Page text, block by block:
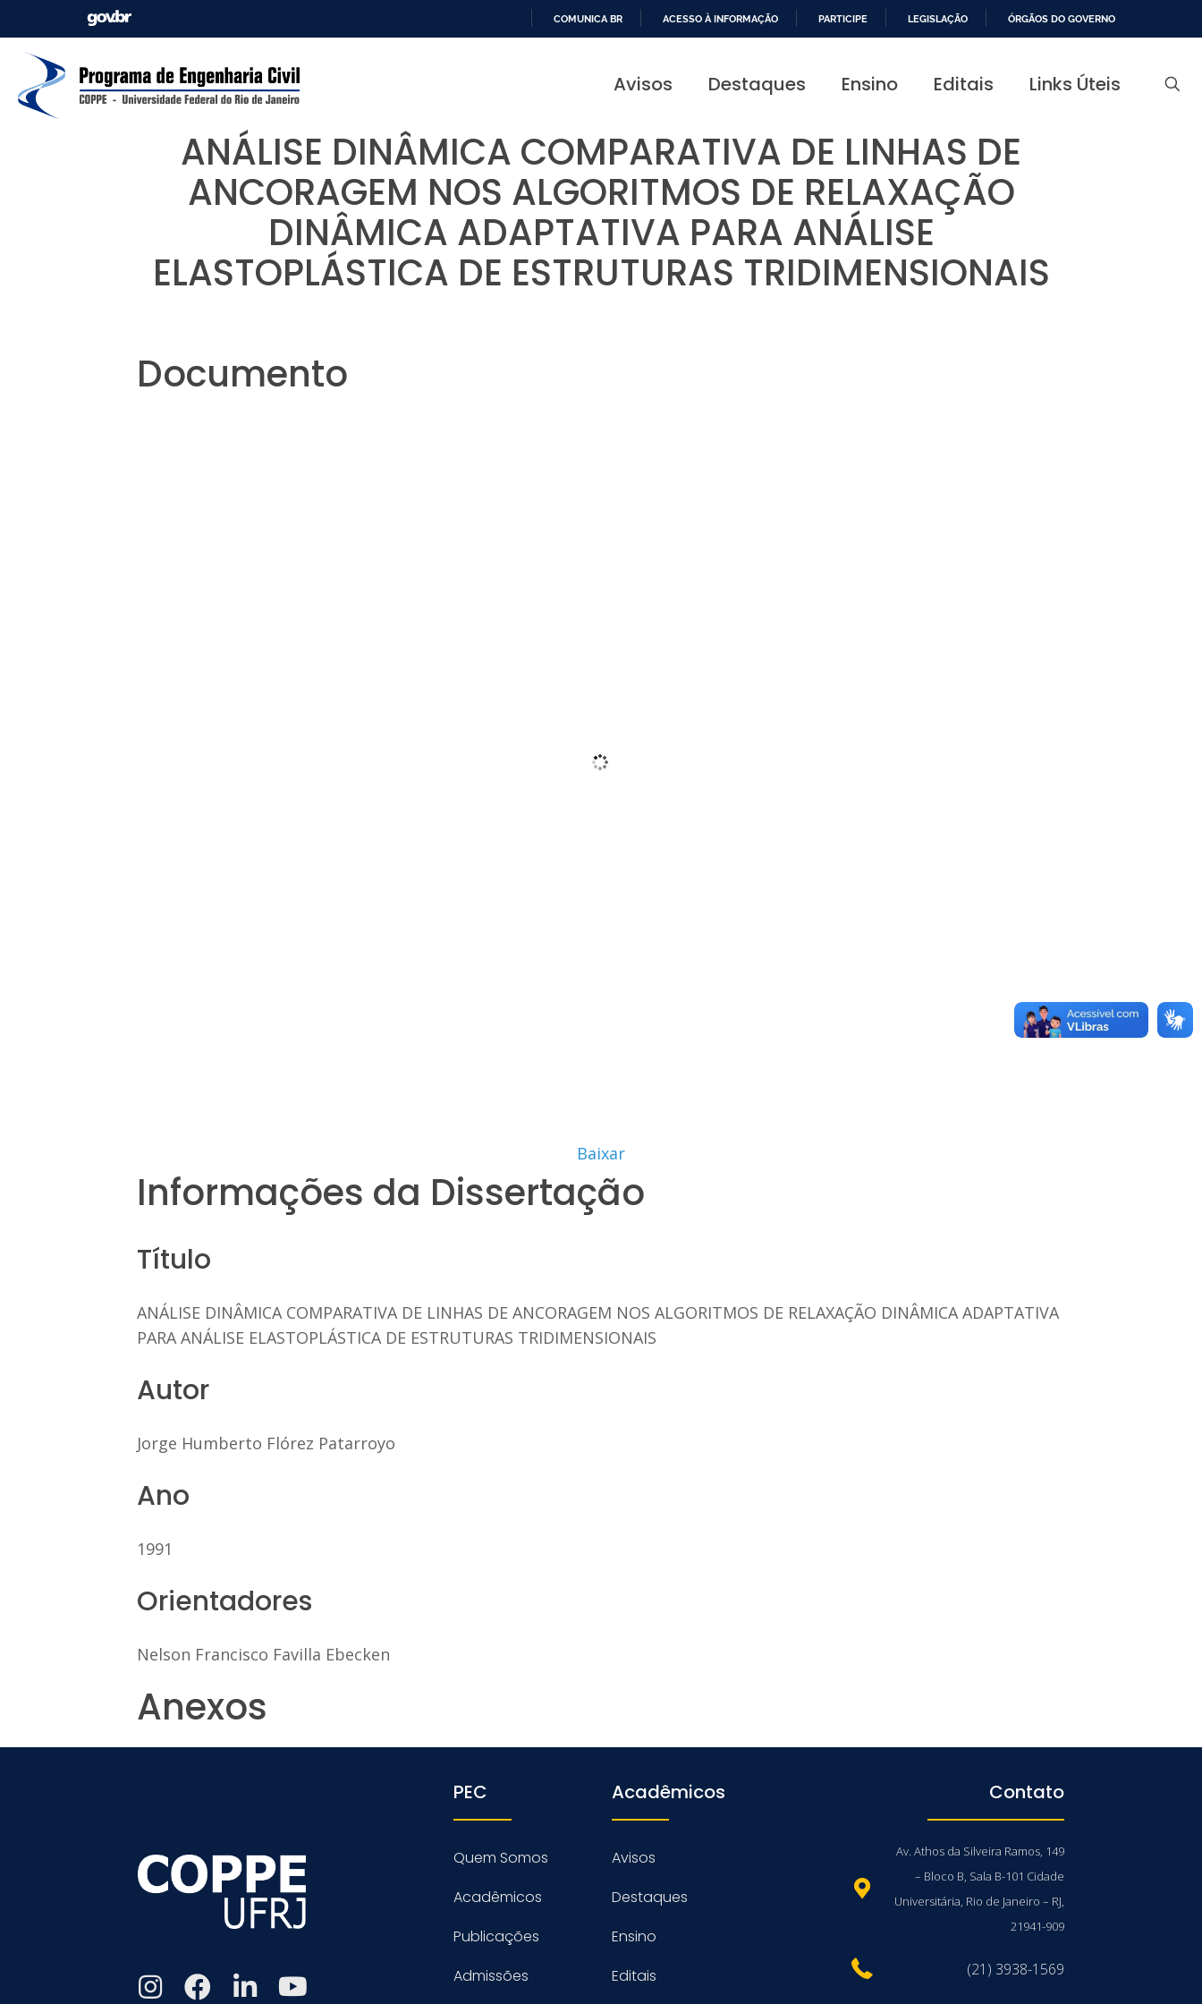
PARA
COMUNICA BR ACESSO À INFORMAÇÃO PARTICIPE LEGISLAÇÃO ÓRGÃOS DO GOVERNO
Avisos Destaques Ensino Editais Links Úteis
ANÁLISE DINÂMICA COMPARATIVA DE LINHAS DE
ANCORAGEM NOS ALGORITMOS DE RELAXAÇÃO
DINÂMICA ADAPTATIVA PARA ANÁLISE
ELASTOPLÁSTICA DE ESTRUTURAS TRIDIMENSIONAIS
Documento
Baixar
Informações da Dissertação
Título
ANÁLISE DINÂMICA COMPARATIVA DE LINHAS DE ANCORAGEM NOS ALGORITMOS DE RELAXAÇÃO DINÂMICA ADAPTATIVA
PARA ANÁLISE ELASTOPLÁSTICA DE ESTRUTURAS TRIDIMENSIONAIS
Autor
Jorge Humberto Flórez Patarroyo
Ano
1991
Orientadores
Nelson Francisco Favilla Ebecken
Anexos
PEC
Quem Somos
Acadêmicos
Publicações
Admissões
Acadêmicos
Avisos
Destaques
Ensino
Editais
Contato
Av. Athos da Silveira Ramos, 149
– Bloco B, Sala B-101 Cidade
Universitária, Rio de Janeiro – RJ,
21941-909
(21) 3938-1569